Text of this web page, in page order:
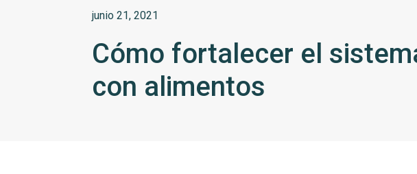
junio 21, 2021
Cómo fortalecer el
con alimentos